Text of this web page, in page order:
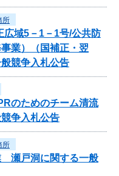
所
広域5－1－1号/公共防
業）（国補正・翌
競争入札公告
のためのチーム清流
争入札公告
所
瀬戸洞に関する一般